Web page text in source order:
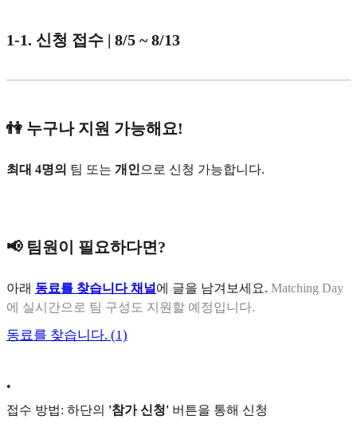
1-1. 신청 접수 | 8/5 ~ 8/13
👫 누구나 지원 가능해요!
최대 4명의 팀 또는 개인 으로 신청 가능합니다.
📢 팀원이 필요하다면?
아래 동료를 찾습니다 채널 에 글을 남겨보세요. Matching Day
에 실시간으로 팀 구성도 지원할 예정입니다.
동료를 찾습니다. (1)
•
접수 방법: 하단의 '참가 신청' 버튼을 통해 신청